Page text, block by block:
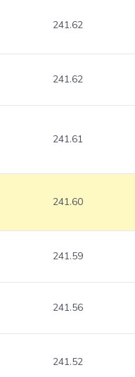
241.62
241.62
241.61
241.60
241.59
241.56
241.52